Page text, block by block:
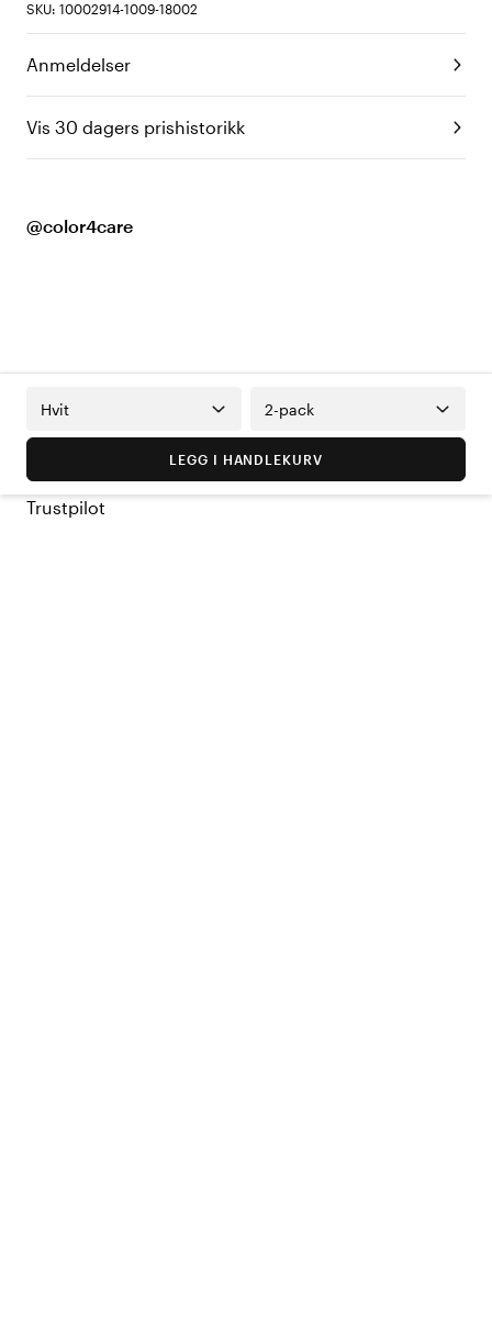
SKU: 10002914-1009-18002
Anmeldelser
Vis 30 dagers prishistorikk
@color4care
Hvit 2-pack
LEGG I HANDLEKURV
Trustpilot